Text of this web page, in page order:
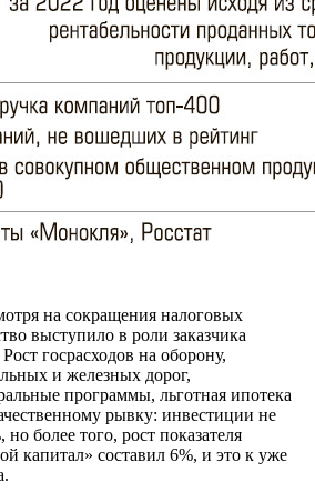
на сокращения налоговых
выступило в роли заказчика
госрасходов на оборону,
и железных дорог,
программы, льготная ипотека
рывку: инвестиции не
более того, рост показателя
капитал» составил 6%, и это к уже